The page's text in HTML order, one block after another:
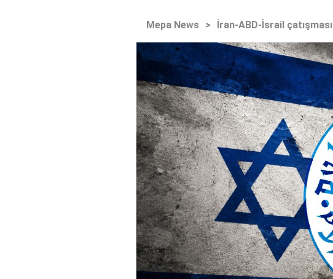
Mepa News > İran-ABD-İsrail çatışması